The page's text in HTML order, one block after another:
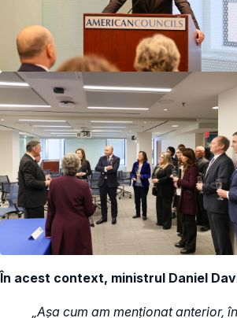
În acest context, ministrul Daniel
„Așa cum am menționat anterior,